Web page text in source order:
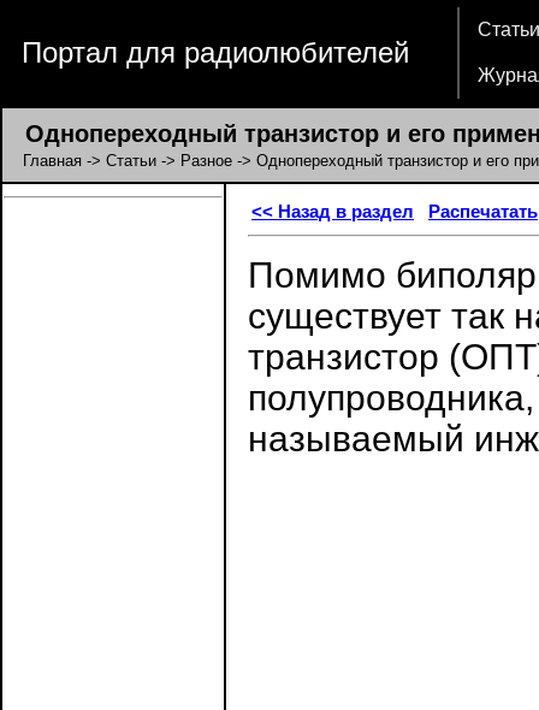
Портал для радиолюбителей
Статьи
Однопереходный транзистор и его
Главная -> Статьи -> Разное -> Однопереходный транзистор и его
<< Назад в раздел Распечатать
Помимо
существует так
транзистор
называемый